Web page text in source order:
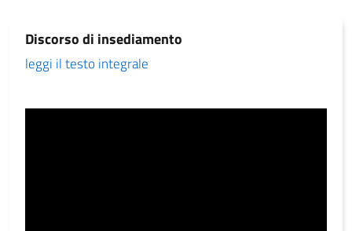
Discorso di insediamento
leggi il testo integrale